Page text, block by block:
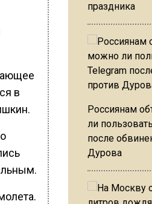
в
праздника
Россиянам
ли
после
Дурова